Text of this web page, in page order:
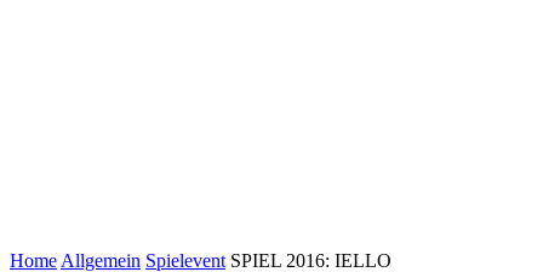
Home Allgemein Spielevent SPIEL 2016: IELLO